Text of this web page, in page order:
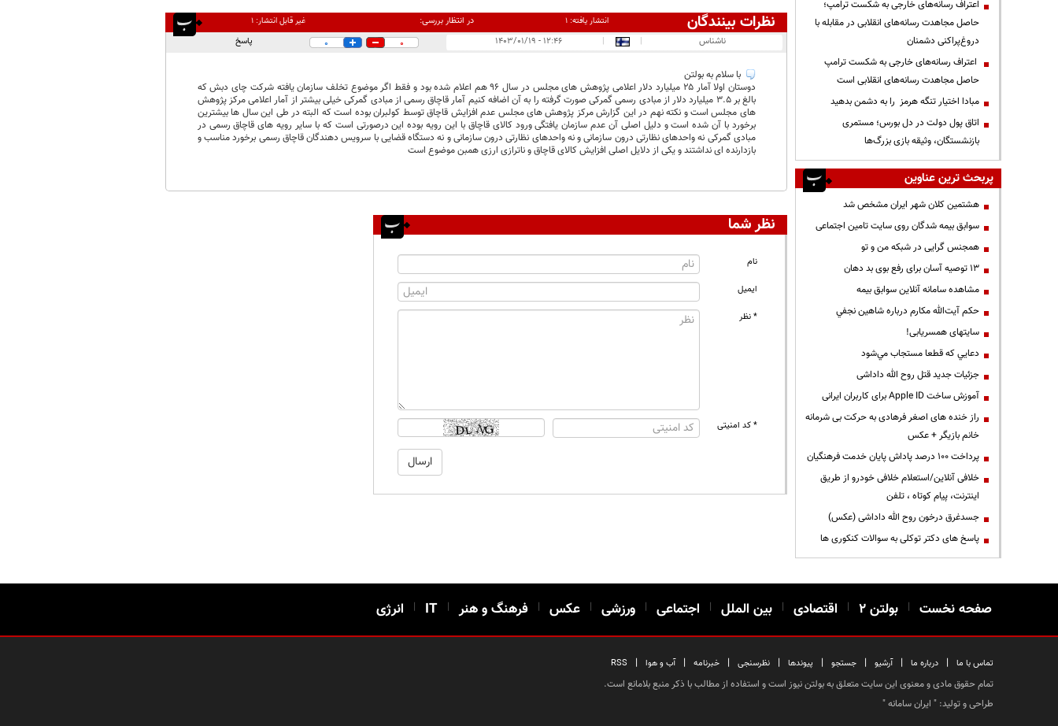
نظرات بینندگان انتشار یافته:۱ در انتظار بررسی: غیر قابل انتشار:۱
ناشناس |
| ۱۲:۴۶ - ۱۴۰۳/۰۱/۱۹ 0
0 پاسخ
با سلام به بولتن
دوستان اولا آمار ۲۵ میلیارد دلار اعلامی پژوهش های مجلس در سال ۹۶ هم اعلام شده بود و فقط اگر موضوع تخلف سازمان یافته شرکت چای دبش که
بالغ بر ۳.۵ میلیارد دلار از مبادی رسمی گمرکی صورت گرفته را به آن اضافه کنیم آمار قاچاق رسمی از مبادی گمرکی خیلی بیشتر از آمار اعلامی مرکز پژوهش
های مجلس است و نکته نهم در این گزارش مرکز پژوهش های مجلس عدم افزایش قاچاق توسط کولبران بوده است که البته در طی این سال ها بیشترین
برخورد با آن شده است و دلیل اصلی آن عدم سازمان یافتگی ورود کالای قاچاق با این رویه بوده این درصورتی است که با سایر رویه های قاچاق رسمی در
مبادی گمرکی نه واحدهای نظارتی درون سازمانی و نه واحدهای نظارتی درون سازمانی و نه دستگاه قضایی با سرویس دهندگان قاچاق رسمی برخورد مناسب و
بازدارنده ای نداشتند و یکی از دلایل اصلی افزایش کالای قاچاق و ناترازی ارزی همبن موضوع است
نظر شما
نام
ایمیل
* نظر
* کد امنیتی
اعتراف رسانه‌های خارجی به شکست ترامپ؛
حاصل مجاهدت رسانه‌های انقلابی در مقابله با
دروغ‌پراکنی دشمنان
اعتراف رسانه‌های خارجی به شکست ترامپ
حاصل مجاهدت رسانه‌های انقلابی است
مبادا اختیار تنگه هرمز را به دشمن بدهید
اتاق پول دولت در دل بورس؛ مستمری
بازنشستگان، وثیقه بازی بزرگ‌ها
پربحث ترین عناوین
هشتمین کلان شهر ایران مشخص شد
سوابق بیمه شدگان روی سایت تامین اجتماعی
همجنس گرایی در شبکه من و تو
13 توصیه آسان برای رفع بوی بد دهان
مشاهده سامانه آنلاين سوابق بیمه
حكم آيت‌الله مكارم درباره شاهين نجفي
سایتهای همسریابی!
دعايي كه قطعا مستجاب مي‌شود
جزئیات جدید قتل روح الله داداشی
آموزش ساخت Apple ID برای کاربران ایرانی
راز خنده های اصغر فرهادی به حرکت بی شرمانه
خانم بازیگر + عکس
پرداخت ۱۰۰ درصد پاداش پایان خدمت فرهنگیان
خلافی آنلاین/استعلام خلافی خودرو از طریق
اینترنت، پیام کوتاه ، تلفن
جسدغرق درخون روح الله داداشی (عکس)
پاسخ های دکتر توکلی به سوالات کنکوری ها
صفحه نخست | بولتن ۲ | اقتصادی | بین الملل | اجتماعی | ورزشی | عکس | فرهنگ و هنر |
IT
| انرژی
تماس با ما | درباره ما | آرشیو | جستجو | پیوندها | نظرسنجی | خبرنامه | آب و هوا |
RSS
تمام حقوق مادی و معنوی این سایت متعلق به بولتن نیوز است و استفاده از مطالب با ذکر منبع بلامانع است.
طراحی و تولید: " ایران سامانه"